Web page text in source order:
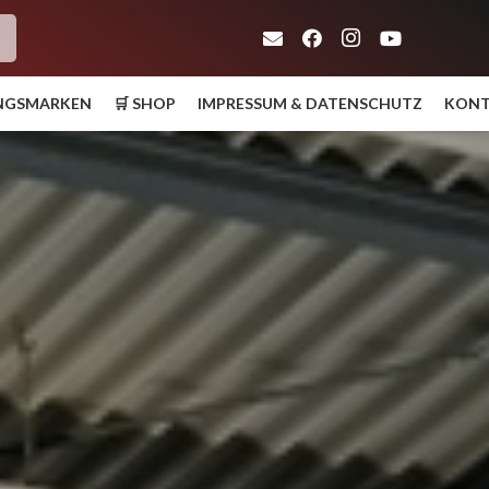
🛒 SHOP IMPRESSUM & DATENSCHUTZ